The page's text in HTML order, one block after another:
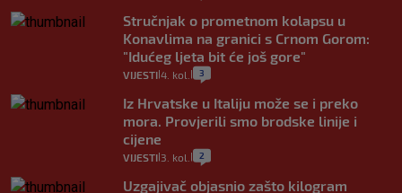
Stručnjak o prometnom kolapsu u
Konavlima na granici s Crnom Gorom:
"Idućeg ljeta bit će još gore"
VIJESTI 4. kol. 3
Iz Hrvatske u Italiju može se i preko
mora. Provjerili smo brodske linije i
cijene
VIJESTI 3. kol. 2
Uzgajivač objasnio zašto kilogram